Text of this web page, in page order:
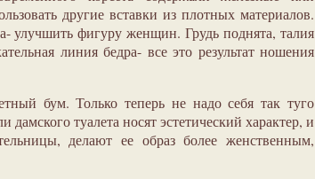
другие вставки из плотных материалов.
улучшить фигуру женщин. Грудь поднята, талия
линия бедра- все это результат ношения
бум. Только теперь не надо себя так туго
дамского туалета носят эстетический характер, и
делают ее образ более женственным,